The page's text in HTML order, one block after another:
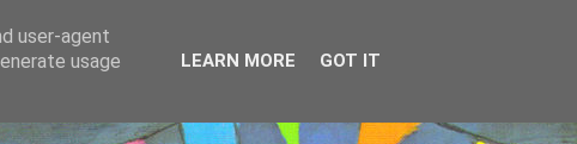
user-agent
usage
LEARN MORE GOT IT